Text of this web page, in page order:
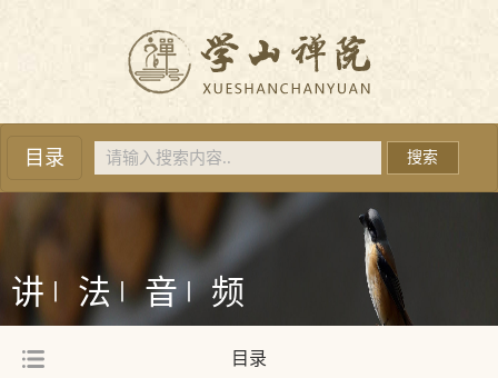
目录 搜索
讲 法 丨 音 丨 频
目录